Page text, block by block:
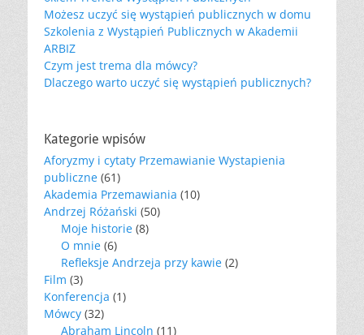
Możesz uczyć się wystąpień publicznych w domu
Szkolenia z Wystąpień Publicznych w Akademii
ARBIZ
Czym jest trema dla mówcy?
Dlaczego warto uczyć się wystąpień publicznych?
Kategorie wpisów
Aforyzmy i cytaty Przemawianie Wystapienia
publiczne (61)
Akademia Przemawiania (10)
Andrzej Różański (50)
Moje historie (8)
O mnie (6)
Refleksje Andrzeja przy kawie (2)
Film (3)
Konferencja (1)
Mówcy (32)
Abraham Lincoln (11)